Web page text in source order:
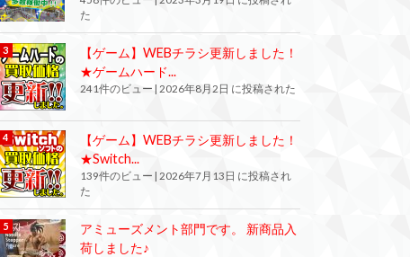
た
【ゲーム】WEBチラシ更新しました！
★ゲームハード...
241件のビュー | 2026年8月2日 に投稿された
【ゲーム】WEBチラシ更新しました！
★Switch...
139件のビュー
2026年7月13日 に投稿され
た
アミューズメント部門です。 新商品入
荷しました♪